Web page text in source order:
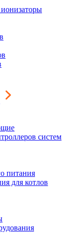
систем
питания
для котлов